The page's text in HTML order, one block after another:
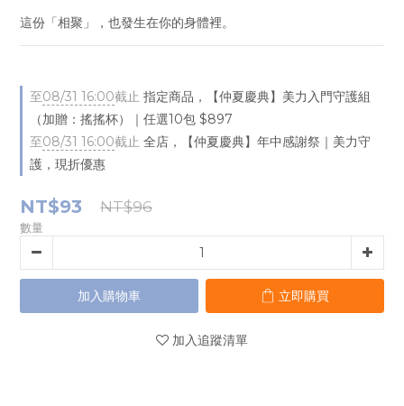
這份「相聚」，也發生在你的身體裡。
至08/31 16:00截止 指定商品，【仲夏慶典】美力入門守護組
（加贈：搖搖杯）｜任選10包 $897
至08/31 16:00截止 全店，【仲夏慶典】年中感謝祭｜美力守
護，現折優惠
NT$93 NT$96
數量
加入購物車 立即購買
加入追蹤清單